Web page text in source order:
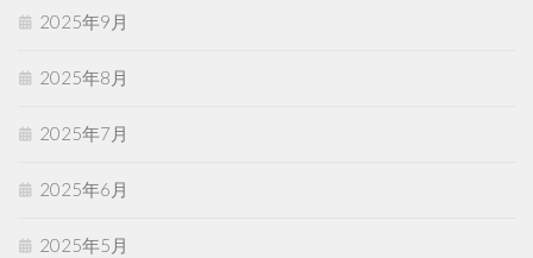
2025年9月
2025年8月
2025年7月
2025年6月
2025年5月